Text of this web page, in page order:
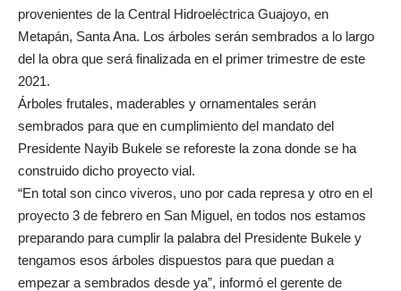
provenientes de la Central Hidroeléctrica Guajoyo, en
Metapán, Santa Ana. Los árboles serán sembrados a lo largo
del la obra que será finalizada en el primer trimestre de este
2021.
Árboles frutales, maderables y ornamentales serán
sembrados para que en cumplimiento del mandato del
Presidente Nayib Bukele se reforeste la zona donde se ha
construido dicho proyecto vial.
“En total son cinco viveros, uno por cada represa y otro en el
proyecto 3 de febrero en San Miguel, en todos nos estamos
preparando para cumplir la palabra del Presidente Bukele y
tengamos esos árboles dispuestos para que puedan a
empezar a sembrados desde ya”, informó el gerente de